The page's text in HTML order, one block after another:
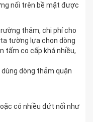
nối trên bề mặt được
thảm, chi phí cho
tường lựa chọn dòng
tấm co cấp khá nhiều,
dòng thảm quận
có nhiều đứt nối như